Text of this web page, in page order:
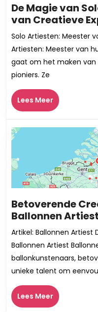
De Magie van
van Creatieve
Solo Artiesten: Meester
Artiesten: Meester van
gaat om het maken van
pioniers. Ze
Lees MeerLees
Meer
Betoverende
Ballonnen Artiest
Artikel: Ballonnen Artiest
Ballonnen Artiest
ballonkunstenaars,
unieke talent om
Lees MeerLees
Meer